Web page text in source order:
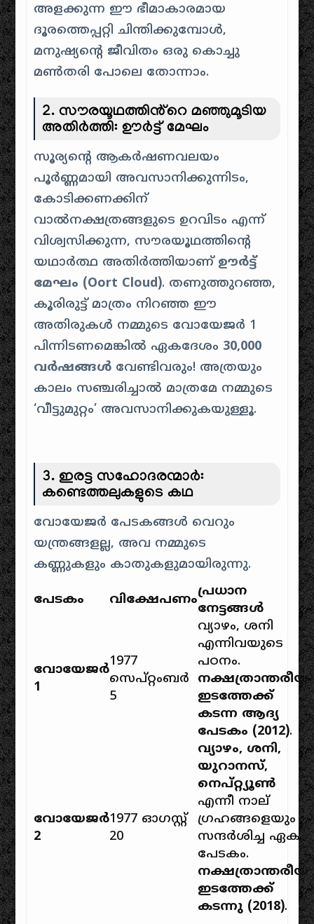
അളക്കുന്ന ഈ ഭീമാകാരമായ
ദൂരത്തെപ്പറ്റി ചിന്തിക്കുമ്പോൾ,
മനുഷ്യൻ്റെ ജീവിതം ഒരു കൊച്ചു
മൺതരി പോലെ തോന്നാം.
2. സൗരയൂഥത്തിൻ്റെ മഞ്ഞുമൂടിയ
അതിർത്തി: ഊർട്ട് മേഘം
സൂര്യൻ്റെ ആകർഷണവലയം
പൂർണ്ണമായി അവസാനിക്കുന്നിടം,
കോടിക്കണക്കിന്
വാൽനക്ഷത്രങ്ങളുടെ ഉറവിടം എന്ന്
വിശ്വസിക്കുന്ന, സൗരയൂഥത്തിൻ്റെ
യഥാർത്ഥ അതിർത്തിയാണ് ഊർട്ട്
മേഘം (Oort Cloud). തണുത്തുറഞ്ഞ,
കൂരിരുട്ട് മാത്രം നിറഞ്ഞ ഈ
അതിരുകൾ നമ്മുടെ വോയേജർ 1
പിന്നിടണമെങ്കിൽ ഏകദേശം 30,000
വർഷങ്ങൾ വേണ്ടിവരും! അത്രയും
കാലം സഞ്ചരിച്ചാൽ മാത്രമേ നമ്മുടെ
‘വീട്ടുമുറ്റം’ അവസാനിക്കുകയുള്ളൂ.
3. ഇരട്ട സഹോദരന്മാർ:
കണ്ടെത്തലുകളുടെ കഥ
വോയേജർ പേടകങ്ങൾ വെറും
യന്ത്രങ്ങളല്ല, അവ നമ്മുടെ
കണ്ണുകളും കാതുകളുമായിരുന്നു.
പേടകം വിക്ഷേപണം
പ്രധാന
നേട്ടങ്ങൾ
വോയേജർ
1
1977
സെപ്റ്റംബർ
5
വ്യാഴം, ശനി
എന്നിവയുടെ
പഠനം.
നക്ഷത്രാന്തരീയ
ഇടത്തേക്ക്
കടന്ന ആദ്യ
പേടകം (2012).
വോയേജർ
2
1977 ഓഗസ്റ്റ്
20
വ്യാഴം, ശനി,
യുറാനസ്,
നെപ്റ്റ്യൂൺ
എന്നീ നാല്
ഗ്രഹങ്ങളെയും
സന്ദർശിച്ച ഏക
പേടകം.
നക്ഷത്രാന്തരീയ
ഇടത്തേക്ക്
കടന്നു (2018).